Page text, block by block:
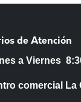
de Atención
a Viernes
comercial La